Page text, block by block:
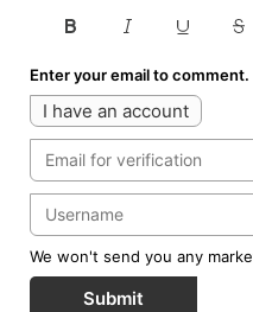
Enter your email to comment.
I have an account
We won't send you any
Submit